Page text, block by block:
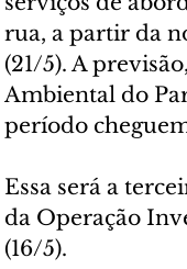
rua, a partir da
(21/5). A
Ambiental do
período cheguem
Essa será a
da Operação
(16/5).